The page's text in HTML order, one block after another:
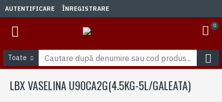
AUTENTIFICARE ÎNREGISTRARE
0
Toate
LBX VASELINA U90CA2G(4.5KG-5L/GALEATA)